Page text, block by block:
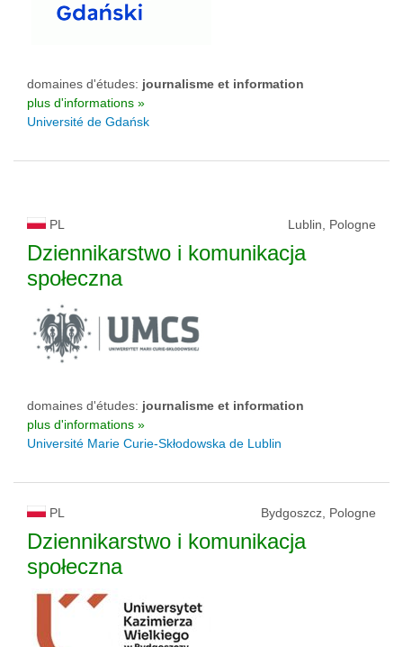
domaines d'études: journalisme et information
plus d'informations »
Université de Gdańsk
PL Lublin, Pologne
Dziennikarstwo i komunikacja
społeczna
domaines d'études: journalisme et information
plus d'informations »
Université Marie Curie-Skłodowska de Lublin
PL Bydgoszcz, Pologne
Dziennikarstwo i komunikacja
społeczna